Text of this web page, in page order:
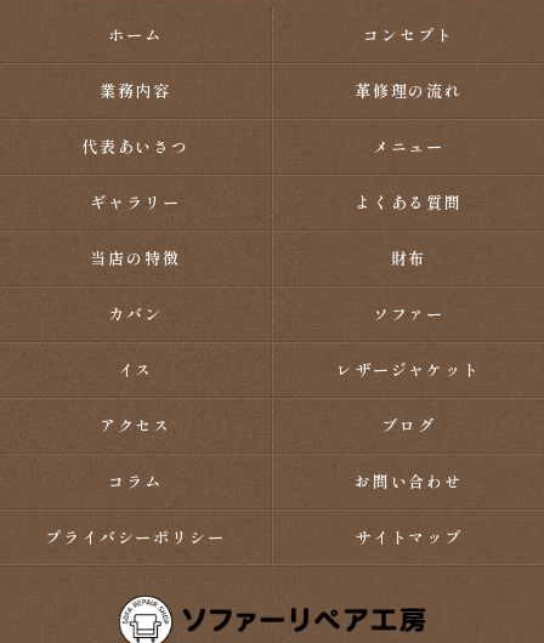
ホーム コンセプト
業務内容 革修理の流れ
代表あいさつ メニュー
ギャラリー よくある質問
当店の特徴 財布
カバン ソファー
イス レザージャケット
アクセス ブログ
コラム お問い合わせ
プライバシーポリシー サイトマップ